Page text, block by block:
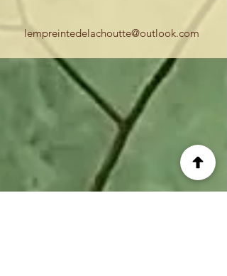
lempreintedelachoutte@outlook.com